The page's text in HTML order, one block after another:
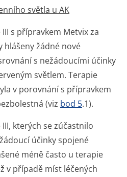
světla u AK
s přípravkem Metvix za
hlášeny žádné nové
s nežádoucími účinky
světlem. Terapie
v porovnání s přípravkem
(viz bod 5.1).
kterých se zúčastnilo
účinky spojené
méně často u terapie
v případě míst léčených